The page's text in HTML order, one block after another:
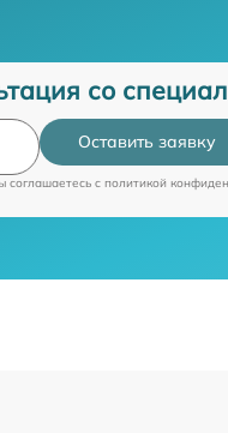
со
Оставить заявку
соглашаетесь c политикой